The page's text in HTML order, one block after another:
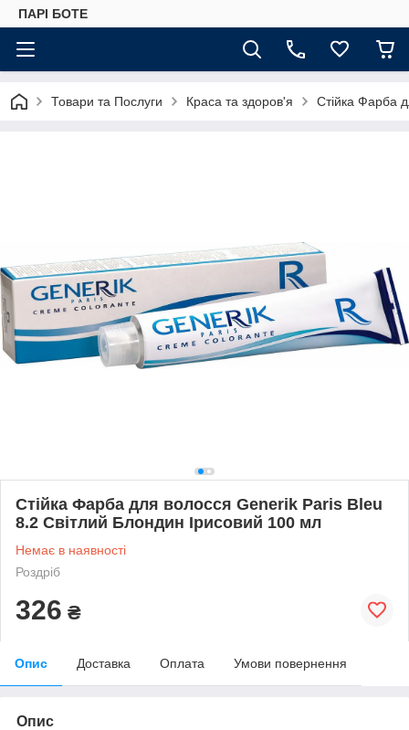
ПАРІ БОТЕ
Товари та Послуги Краса та здоров'я Стійка Фарба
Стійка Фарба для волосся Generik Paris Bleu
8.2 Світлий Блондин Ірисовий 100 мл
Немає в наявності
Роздріб
326 ₴
Опис Доставка Оплата Умови повернення
Опис